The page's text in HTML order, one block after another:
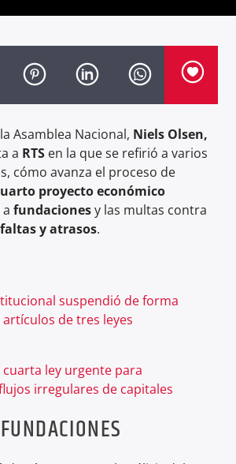
Asamblea Nacional, Niels Olsen,
a RTS en la que se refirió a varios
cómo avanza el proceso de
proyecto económico
afundacionesy las multas contra
faltas y atrasos.
suspendió de forma
de tres leyes
cuarta ley urgente para
irregulares de capitales